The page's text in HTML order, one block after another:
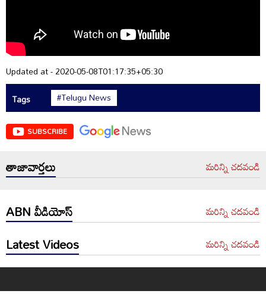
Updated at - 2020-05-08T01:17:35+05:30
Tags
#Telugu News
SUBSCRIBE
తాజావార్తలు మరిన్ని చదవండి
ABN వీడియోస్ మరిన్ని చదవండి
Latest Videos మరిన్ని చదవండి